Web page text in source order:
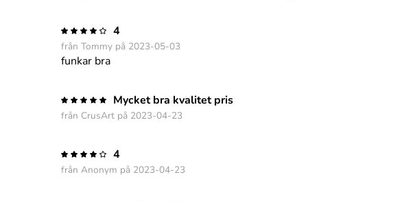
4
från Tommy på 2023-05-03
funkar bra
Mycket bra kvalitet pris
från CrusArt på 2023-04-23
4
från Anonym på 2023-04-23